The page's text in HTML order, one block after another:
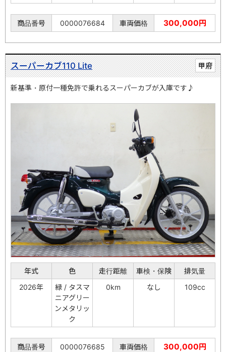
商品番号 0000076684 車両価格 300,000円
甲府
スーパーカブ110 Lite
新基準・原付一種免許で乗れるスーパーカブが入庫です♪
年式 色 走行距離 車検・保険
排気量
2026年
緑 / タスマ
ニアグリー
ンメタリッ
ク
0km なし 109cc
商品番号 0000076685 車両価格 300,000円